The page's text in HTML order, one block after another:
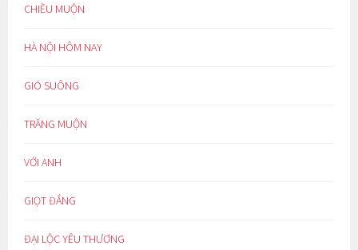
CHIỀU MUỘN
HÀ NỘI HÔM NAY
GIÓ SUÔNG
TRĂNG MUỘN
VỚI ANH
GIỌT ĐẮNG
ĐẠI LỘC YÊU THƯƠNG